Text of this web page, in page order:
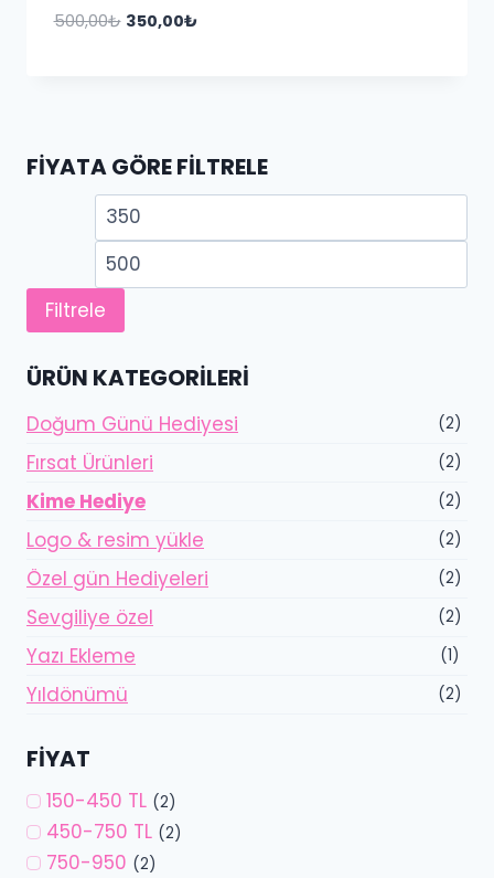
500,00₺ Orijinal
350,00₺Şu
FIYATA GÖRE FILTRELE
En
düşük
fiyat
Filtrele
ÜRÜN KATEGORILERI
Doğum Günü Hediyesi (2)
Fırsat Ürünleri (2)
Kime Hediye (2)
Logo & resim yükle (2)
Özel gün Hediyeleri (2)
Sevgiliye özel (2)
Yazı Ekleme (1)
Yıldönümü (2)
FIYAT
150-450 TL (2)
450-750 TL (2)
750-950 (2)